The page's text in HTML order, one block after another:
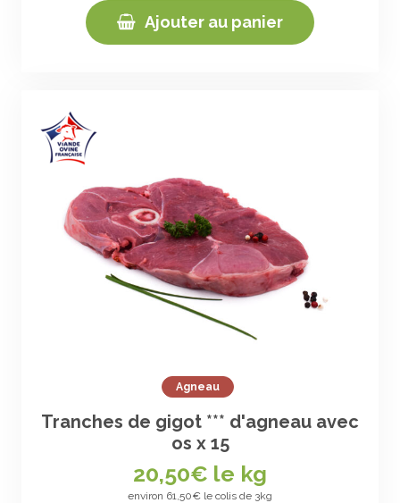
Ajouter au panier
Agneau
Tranches de gigot *** d'agneau avec
os x 15
20,50€ le kg
environ 61,50€ le colis de 3kg